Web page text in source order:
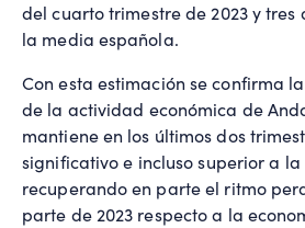
del cuarto trimestre de 2023 y tres
la media española.
Con esta estimación se confirma
de la actividad económica de
mantiene en los últimos dos
significativo e incluso superior a
recuperando en parte el ritmo
parte de 2023 respecto a la